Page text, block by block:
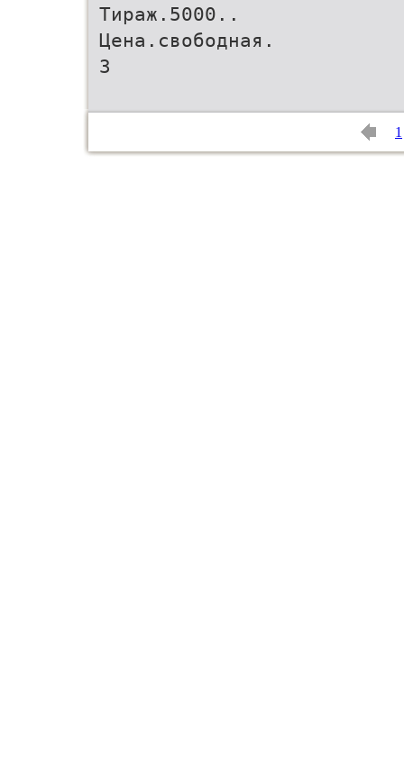
Тираж.5000..
Цена.свободная.
3
1